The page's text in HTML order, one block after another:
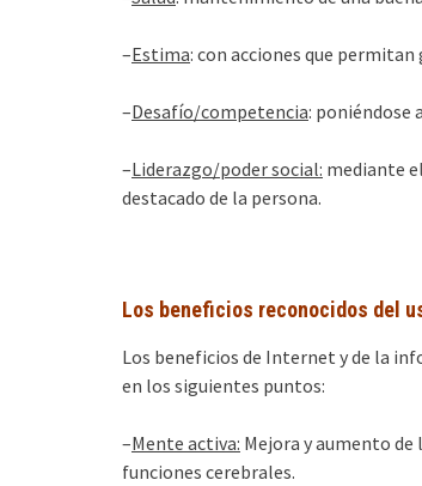
–Estima: con acciones que
–Desafío/competencia: poniéndose
–Liderazgo/poder social: mediante
destacado de la persona.
Los beneficios reconocidos del
Los beneficios de Internet y de la
en los siguientes puntos:
–Mente activa: Mejora y aumento
funciones cerebrales.